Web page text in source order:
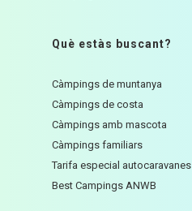
Què estàs buscant?
Càmpings de muntanya
Càmpings de costa
Càmpings amb mascota
Càmpings familiars
Tarifa especial autocaravanes
Best Campings ANWB